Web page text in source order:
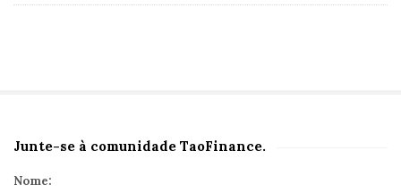
S
i
Junte-se à comunidade TaoFinance.
Nome: